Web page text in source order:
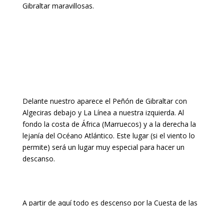
Gibraltar maravillosas.
Delante nuestro aparece el Peñón de Gibraltar con
Algeciras debajo y La Línea a nuestra izquierda. Al
fondo la costa de África (Marruecos) y a la derecha la
lejanía del Océano Atlántico. Este lugar (si el viento lo
permite) será un lugar muy especial para hacer un
descanso.
A partir de aquí todo es descenso por la Cuesta de las